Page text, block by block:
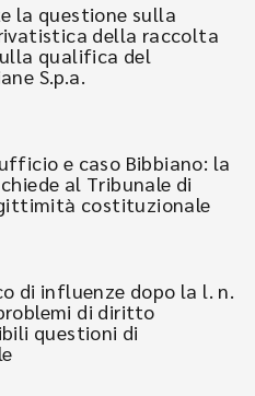
la questione sulla
della raccolta
qualifica del
S.p.a.
e caso Bibbiano: la
al Tribunale di
costituzionale
di influenze dopo la l. n.
di diritto
questioni di